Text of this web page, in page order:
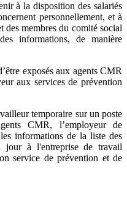
à la disposition des salariés
personnellement, et à
des membres du comité social
informations, de manière
exposés aux agents CMR
aux services de prévention
temporaire sur un poste
CMR, l’employeur de
informations de la liste des
jour à l'entreprise de travail
service de prévention et de